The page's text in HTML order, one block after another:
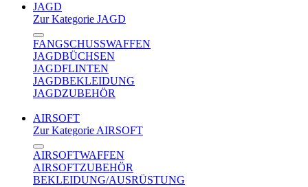
JAGD
Zur Kategorie JAGD
FANGSCHUSSWAFFEN
JAGDBÜCHSEN
JAGDFLINTEN
JAGDBEKLEIDUNG
JAGDZUBEHÖR
AIRSOFT
Zur Kategorie AIRSOFT
AIRSOFTWAFFEN
AIRSOFTZUBEHÖR
BEKLEIDUNG/AUSRÜSTUNG